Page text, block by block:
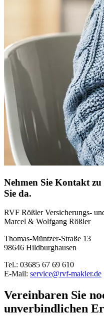
Nehmen Sie Kontakt
Sie da.
RVF Rößler Versicherungs-
Marcel & Wolfgang Rößler
Thomas-Müntzer-Straße 13
98646 Hildburghausen
Tel.: 03685 67 69 610
E-Mail: service@rvf-makler.de
Vereinbaren Sie
unverbindlichen